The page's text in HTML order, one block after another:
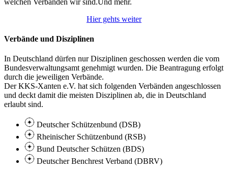
Hier gehts weiter
Verbände und Disziplinen
In Deutschland dürfen nur Disziplinen geschossen werden die vom
Bundesverwaltungsamt genehmigt wurden. Die Beantragung erfolgt
durch die jeweiligen Verbände.
Der KKS-Xanten e.V. hat sich folgenden Verbänden angeschlossen
und deckt damit die meisten Disziplinen ab, die in Deutschland
erlaubt sind.
Deutscher Schützenbund (DSB)
Rheinischer Schützenbund (RSB)
Bund Deutscher Schützen (BDS)
Deutscher Benchrest Verband (DBRV)